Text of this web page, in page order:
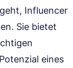
Influencer
Sie bietet
eines